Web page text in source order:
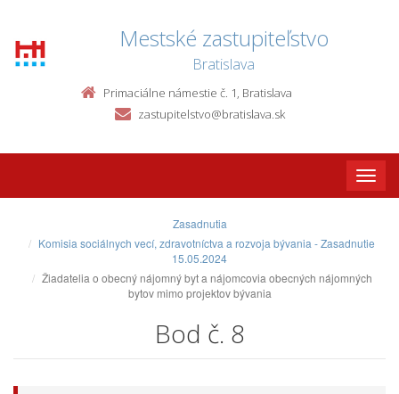
Mestské zastupiteľstvo
Bratislava
Primaciálne námestie č. 1, Bratislava
zastupitelstvo@bratislava.sk
Toggle
Zasadnutia
Komisia sociálnych vecí, zdravotníctva a rozvoja bývania - Zasadnutie
15.05.2024
Žiadatelia o obecný nájomný byt a nájomcovia obecných nájomných
bytov mimo projektov bývania
Bod č. 8